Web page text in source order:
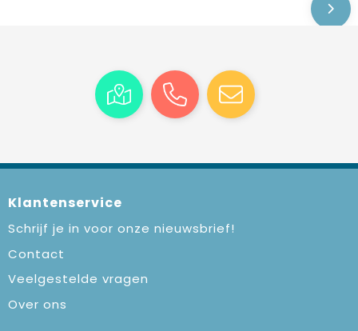
Klantenservice
Schrijf je in voor onze nieuwsbrief!
Contact
Veelgestelde vragen
Over ons